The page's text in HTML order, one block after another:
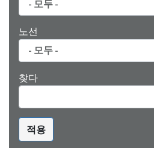
노선
찾다
적용